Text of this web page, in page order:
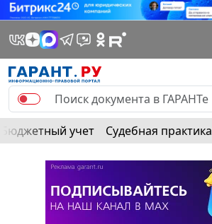
Бюджетный учет Судебная практика